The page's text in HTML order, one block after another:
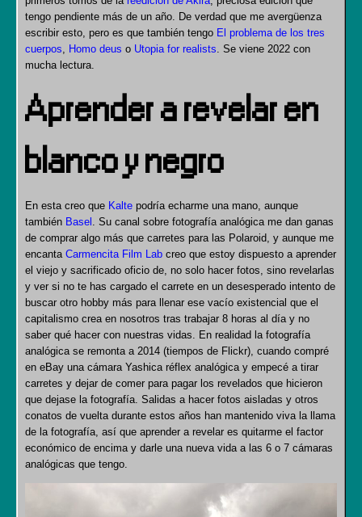
tengo pendiente más de un año. De verdad que me avergüenza
escribir esto, pero es que también tengo El problema de los tres
cuerpos, Homo deus o Utopia for realists. Se viene 2022 con
mucha lectura.
Aprender a revelar en
blanco y negro
En esta creo que Kalte podría echarme una mano, aunque
también Basel . Su canal sobre fotografía analógica me dan ganas
de comprar algo más que carretes para las Polaroid, y aunque me
encanta Carmencita Film Lab creo que estoy dispuesto a aprender
el viejo y sacrificado oficio de, no solo hacer fotos, sino revelarlas
y ver si no te has cargado el carrete en un desesperado intento de
buscar otro hobby más para llenar ese vacío existencial que el
capitalismo crea en nosotros tras trabajar 8 horas al día y no
saber qué hacer con nuestras vidas. En realidad la fotografía
analógica se remonta a 2014 (tiempos de Flickr), cuando compré
en eBay una cámara Yashica réflex analógica y empecé a tirar
carretes y dejar de comer para pagar los revelados que hicieron
que dejase la fotografía. Salidas a hacer fotos aisladas y otros
conatos de vuelta durante estos años han mantenido viva la llama
de la fotografía, así que aprender a revelar es quitarme el factor
económico de encima y darle una nueva vida a las 6 o 7 cámaras
analógicas que tengo.